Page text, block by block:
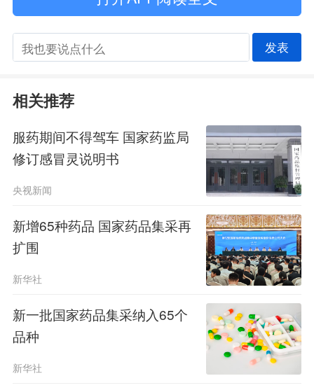
招采处二级调研员李昌原说，通过比价
小程序，医保部门价格监管效率明显提
李昌原：我们对全省集采药品价格
进行监测，通过监测发现有一款集采药
品，它的中选价是5.19元，但是仍有药
警派发提醒工单，督促属地的医保部门
及时提醒，限期整改。我们对定点零售
药店量价比较指数开展常态化的监测，
对于超过监测值的及时预警推送，并督
促药店进行处理。济南市还探索构建了
发表
相关推荐
服药期间不得驾车 国家药监局
修订感冒灵说明书
央视新闻
新增65种药品 国家药品集采再
扩围
新华社
​新一批国家药品集采纳入65个
品种
新华社